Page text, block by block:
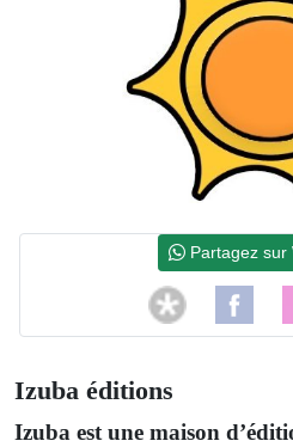
Izuba éditions
Izuba est une maison
Partagez sur